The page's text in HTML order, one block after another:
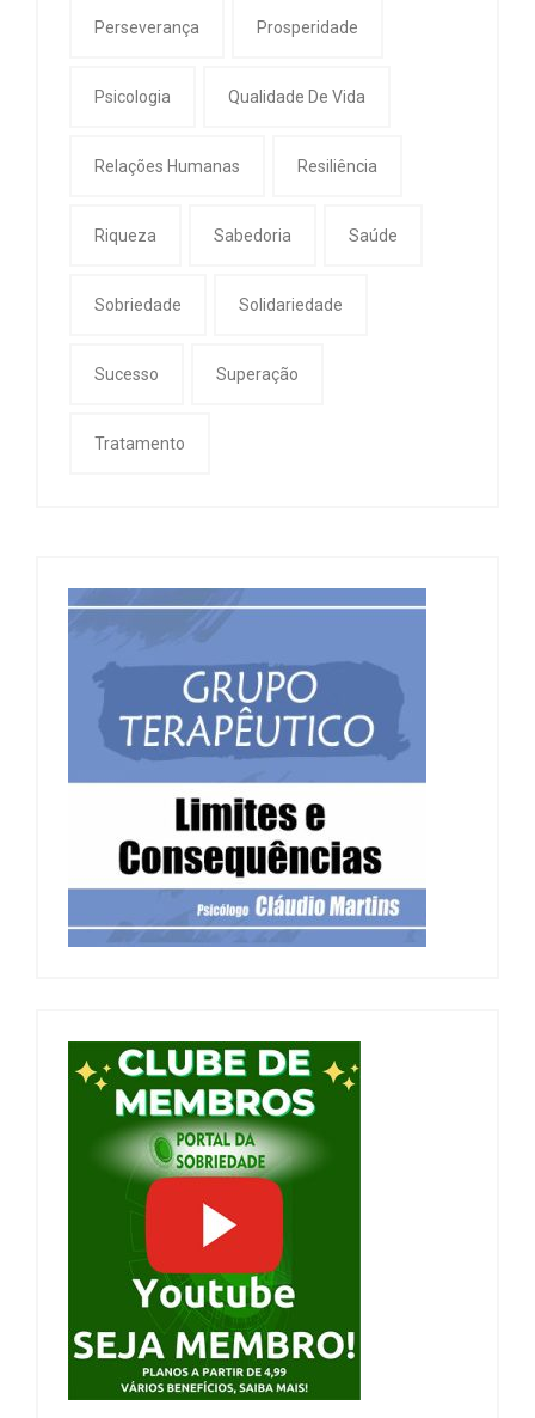
Perseverança Prosperidade
Psicologia Qualidade De Vida
Relações Humanas Resiliência
Riqueza Sabedoria Saúde
Sobriedade Solidariedade
Sucesso Superação
Tratamento